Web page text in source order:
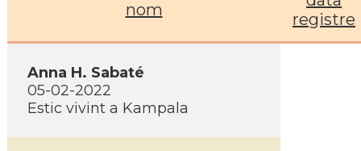
nom
registre
Anna H. Sabaté
05-02-2022
Estic vivint a Kampala